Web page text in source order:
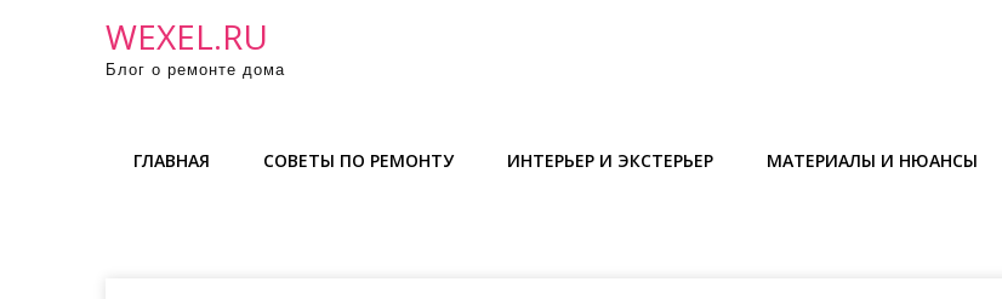
WEXEL.RU
Блог о ремонте дома
ГЛАВНАЯ СОВЕТЫ ПО РЕМОНТУ ИНТЕРЬЕР И ЭКСТЕРЬЕР МАТЕРИАЛЫ И НЮАНСЫ